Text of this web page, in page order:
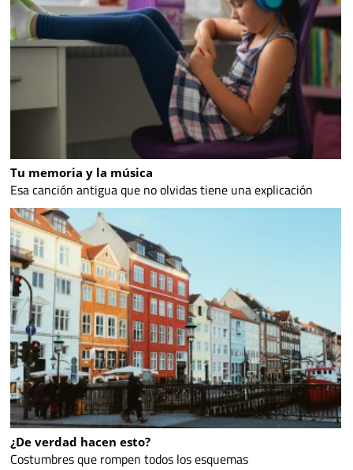
Tu memoria y la música
Esa canción antigua que no olvidas tiene una explicación
¿De verdad hacen esto?
Costumbres que rompen todos los esquemas